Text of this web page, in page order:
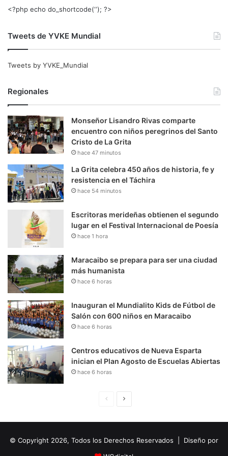
<?php echo do_shortcode(‘‘); ?>
Tweets de YVKE Mundial
Tweets by YVKE_Mundial
Regionales
Monseñor Lisandro Rivas comparte
encuentro con niños peregrinos del Santo
Cristo de La Grita
hace 47 minutos
La Grita celebra 450 años de historia, fe y
resistencia en el Táchira
hace 54 minutos
Escritoras merideñas obtienen el segundo
lugar en el Festival Internacional de Poesía
hace 1 hora
Maracaibo se prepara para ser una ciudad
más humanista
hace 6 horas
Inauguran el Mundialito Kids de Fútbol de
Salón con 600 niños en Maracaibo
hace 6 horas
Centros educativos de Nueva Esparta
inician el Plan Agosto de Escuelas Abiertas
hace 6 horas
i
u
© Copyright 2026, Todos los Derechos Reservados | Diseño por